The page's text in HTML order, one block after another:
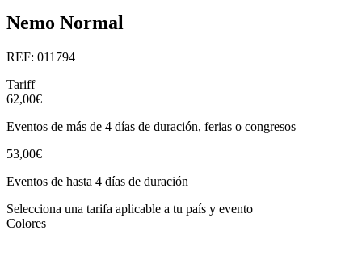
Nemo Normal
REF: 011794
Tariff
62,00€
Eventos de más de 4 días de duración, ferias o congresos
53,00€
Eventos de hasta 4 días de duración
Selecciona una tarifa aplicable a tu país y evento
Colores